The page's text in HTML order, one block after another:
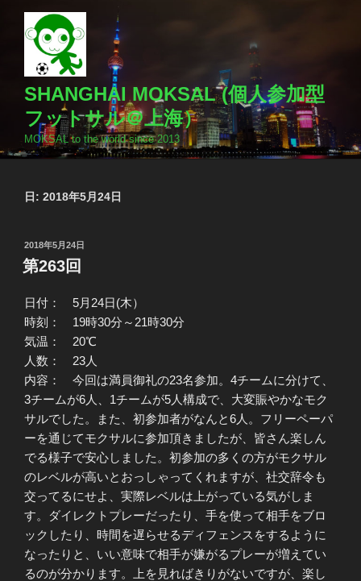
ッ
SHANGHAI MOKSAL (個人参加型
フットサル＠上海）
MOKSAL to the world since 2013
日: 2018年5月24日
投
稿
日:
2018年5月24日
第263回
日付： 5月24日(木）
時刻： 19時30分～21時30分
気温： 20℃
人数： 23人
内容： 今回は満員御礼の23名参加。4チームに分けて、
3チームが6人、1チームが5人構成で、大変賑やかなモク
サルでした。また、初参加者がなんと6人。フリーペーパ
ーを通じてモクサルに参加頂きましたが、皆さん楽しん
でる様子で安心しました。初参加の多くの方がモクサル
のレベルが高いとおっしゃってくれますが、社交辞令も
交ってるにせよ、実際レベルは上がっている気がしま
す。ダイレクトプレーだったり、手を使って相手をブロ
ックしたり、時間を遅らせるディフェンスをするように
なったりと、いい意味で相手が嫌がるプレーが増えてい
るのが分かります。上を見ればきりがないですが、楽し